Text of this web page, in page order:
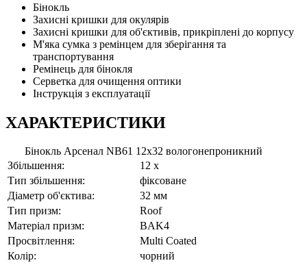
Бінокль
Захисні кришки для окулярів
Захисні кришки для об'єктивів, прикріплені до корпусу
М'яка сумка з ремінцем для зберігання та
транспортування
Ремінець для бінокля
Серветка для очищення оптики
Інструкція з експлуатації
ХАРАКТЕРИСТИКИ
Бінокль Арсенал NB61 12x32 вологонепроникний
Збільшення:
12 x
Тип збільшення:
фіксоване
Діаметр об'єктива:
32 мм
Тип призм:
Roof
Матеріал призм:
BAK4
Просвітлення:
Multi Coated
Колір:
чорний